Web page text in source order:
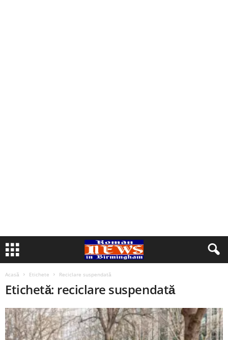
Acasă Etichete Reciclare suspendată
Etichetă: reciclare suspendată